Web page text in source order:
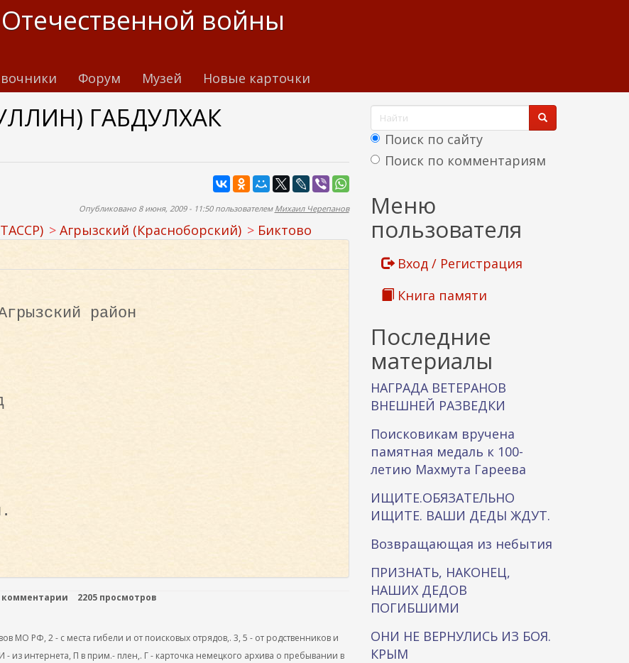
войны
Форум Музей Новые карточки
ГАБДУЛХАК
Опубликовано 8 июня, 2009 - 11:50 пользователем Михаил Черепанов
Агрызский (Красноборский) Биктово
район
комментарии
2205 просмотров
МО РФ, 2 - с места гибели и от поисковых отрядов,. 3, 5 - от родственников и
- из интернета, П в прим.- плен,. Г - карточка немецкого архива о пребывании в
Ф
о
р
а
п
о
и
к
а
Поиск по сайту
Поиск по комментариям
Меню
пользователя
Вход / Регистрация
Книга памяти
Последние
материалы
НАГРАДА ВЕТЕРАНОВ
ВНЕШНЕЙ РАЗВЕДКИ
Поисковикам вручена
памятная медаль к 100-
летию Махмута Гареева
ИЩИТЕ.ОБЯЗАТЕЛЬНО
ИЩИТЕ. ВАШИ ДЕДЫ ЖДУТ.
Возвращающая из небытия
ПРИЗНАТЬ, НАКОНЕЦ,
НАШИХ ДЕДОВ
ПОГИБШИМИ
ОНИ НЕ ВЕРНУЛИСЬ ИЗ БОЯ.
КРЫМ